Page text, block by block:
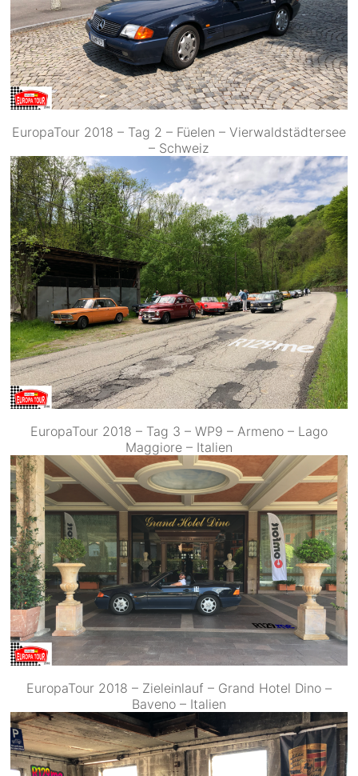
EuropaTour 2018 – Tag 2 – Füelen – Vierwaldstädtersee
– Schweiz
EuropaTour 2018 – Tag 3 – WP9 – Armeno – Lago
Maggiore – Italien
EuropaTour 2018 – Zieleinlauf – Grand Hotel Dino –
Baveno – Italien